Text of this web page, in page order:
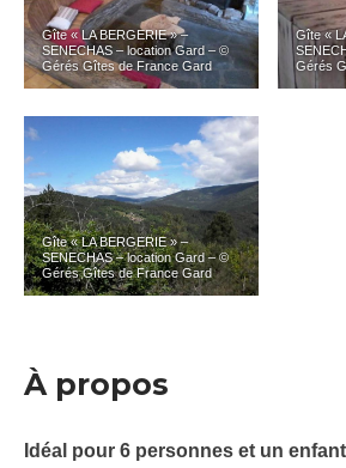
Gîte « LA BERGERIE » –
SENECHAS – location Gard – ©
Gérés Gîtes de France Gard
Gîte «
Gérés
Gîte « LA BERGERIE » –
SENECHAS – location Gard – ©
Gérés Gîtes de France Gard
À propos
Idéal pour 6 personnes et un